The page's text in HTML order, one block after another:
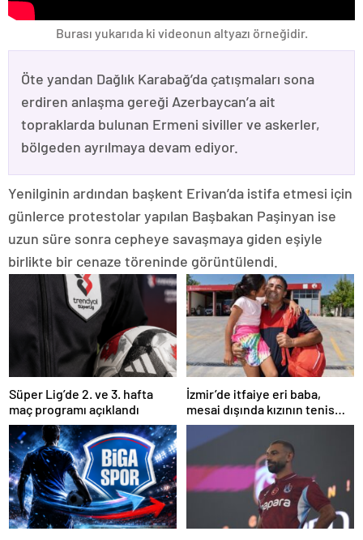
Burası yukarıda ki videonun altyazı örneğidir.
Öte yandan Dağlık Karabağ’da çatışmaları sona
erdiren anlaşma gereği Azerbaycan’a ait
topraklarda bulunan Ermeni siviller ve askerler,
bölgeden ayrılmaya devam ediyor.
Yenilginin ardından başkent Erivan’da istifa etmesi için
günlerce protestolar yapılan Başbakan Paşinyan ise
uzun süre sonra cepheye savaşmaya giden eşiyle
birlikte bir cenaze töreninde görüntülendi.
Süper Lig’de 2. ve 3. hafta
maç programı açıklandı
İzmir’de itfaiye eri baba,
mesai dışında kızının tenis
antrenörlüğünü yapıyor